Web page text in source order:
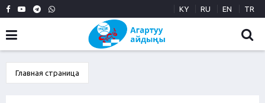
KY RU EN TR
Главная страница